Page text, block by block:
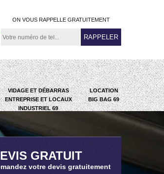
ON VOUS RAPPELLE GRATUITEMENT
VIDAGE ET DÉBARRAS
ENTREPRISE ET LOCAUX
INDUSTRIEL 69
LOCATION
BIG BAG 69
GRATUIT
votre devis gratuitement